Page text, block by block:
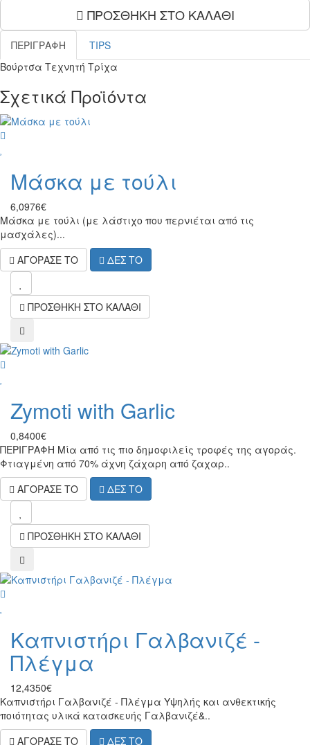
ΠΡΟΣΘΗΚΗ ΣΤΟ ΚΑΛΑΘΙ
ΠΕΡΙΓΡΑΦΗ
TIPS
Βούρτσα Τεχνητή Τρίχα
Σχετικά Προϊόντα
Μάσκα με τούλι
6,0976€
Μάσκα με τούλι (με λάστιχο που περνιέται από τις
μασχάλες)...
ΑΓΟΡΑΣΕ ΤΟ
ΔΕΣ ΤΟ
ΠΡΟΣΘΗΚΗ ΣΤΟ ΚΑΛΑΘΙ
compare
Zymoti with Garlic
0,8400€
ΠΕΡΙΓΡΑΦΗ Μία από τις πιο δημοφιλείς τροφές της αγοράς.
Φτιαγμένη από 70% άχνη ζάχαρη από ζαχαρ..
ΑΓΟΡΑΣΕ ΤΟ
ΔΕΣ ΤΟ
ΠΡΟΣΘΗΚΗ ΣΤΟ ΚΑΛΑΘΙ
compare
Καπνιστήρι Γαλβανιζέ -
Πλέγμα
12,4350€
Καπνιστήρι Γαλβανιζέ - Πλέγμα Υψηλής και ανθεκτικής
ποιότητας υλικά κατασκευής Γαλβανιζέ&..
ΑΓΟΡΑΣΕ ΤΟ
ΔΕΣ ΤΟ